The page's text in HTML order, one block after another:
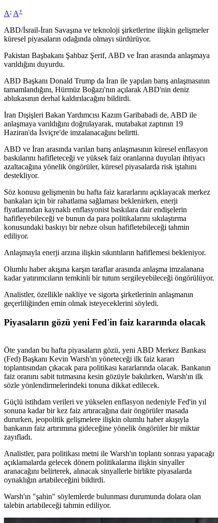
A- A+
ABD/İsrail-İran Savaşına ve teknoloji şirketlerine ilişkin gelişmeler
küresel piyasaların odağında olmayı sürdürüyor.
Pakistan Başbakanı Şahbaz Şerif, ABD ve İran arasında anlaşmaya
varıldığını duyurdu.
ABD Başkanı Donald Trump da İran ile yapılan barış anlaşmasının
tamamlandığını, Hürmüz Boğazı'nın açılarak ABD'nin deniz
ablukasının derhal kaldırılacağını bildirdi.
İran Dışişleri Bakan Yardımcısı Kazım Garibabadi de, ABD ile
anlaşmaya varıldığını doğrulayarak, mutabakat zaptının 19
Haziran'da İsviçre'de imzalanacağını belirtti.
ABD ve İran arasında varılan barış anlaşmasının küresel enflasyon
baskılarını hafifleteceği ve yüksek faiz oranlarına duyulan ihtiyacı
azaltacağına yönelik öngörüler, küresel piyasalarda risk iştahını
destekliyor.
Söz konusu gelişmenin bu hafta faiz kararlarını açıklayacak merkez
bankaları için bir rahatlama sağlaması beklenirken, enerji
fiyatlarından kaynaklı enflasyonist baskılara dair endişelerin
hafifleyebileceği ve bunun da para politikalarını sıkılaştırma
konusundaki baskıyı bir nebze olsun hafifletebileceği tahmin
ediliyor.
Anlaşmayla enerji arzına ilişkin sıkıntıların hafiflemesi bekleniyor.
Olumlu haber akışına karşın taraflar arasında anlaşma imzalanana
kadar yatırımcıların temkinli bir tutum sergileyebileceği öngörülüyor.
Analistler, özellikle nakliye ve sigorta şirketlerinin anlaşmanın
geçerliliğinden emin olmak isteyeceklerini söyledi.
Piyasaların gözü yeni Fed'in faiz kararında olacak
Öte yandan bu hafta piyasaların gözü, yeni ABD Merkez Bankası
(Fed) Başkanı Kevin Warsh'ın yöneteceği ilk faiz kararı
toplantısından çıkacak para politikası kararlarında olacak. Bankanın
faiz oranını sabit tutmasına kesin gözüyle bakılırken, Warsh'ın ilk
sözle yönlendirmelerindeki tonuna dikkat edilecek.
Güçlü istihdam verileri ve yükselen enflasyon nedeniyle Fed'in yıl
sonuna kadar bir kez faiz artıracağına dair öngörüler masada
dururken, jeopolitik gelişmelere ilişkin olumlu haber akışıyla
bankanın faiz artırımına gideceğine yönelik öngörüler bir miktar
zayıfladı.
Analistler, para politikası metni ile Warsh'ın toplantı sonrası yapacağı
açıklamalarda gelecek dönem politikalarına ilişkin sinyaller
aranacağını belirterek, alınacak sinyallerle birlikte piyasalarda
oynaklığın artabileceğini bildirdi.
Warsh'ın "şahin" söylemlerde bulunması durumunda dolara olan
talebin artabileceği tahmin ediliyor.